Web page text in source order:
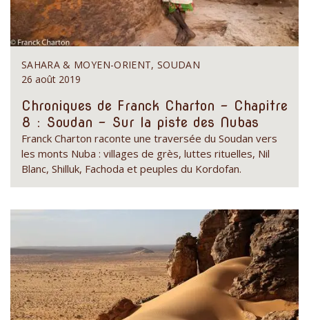
SAHARA & MOYEN-ORIENT, SOUDAN
26 août 2019
Chroniques de Franck Charton - Chapitre
8 : Soudan - Sur la piste des Nubas
Franck Charton raconte une traversée du Soudan vers
les monts Nuba : villages de grès, luttes rituelles, Nil
Blanc, Shilluk, Fachoda et peuples du Kordofan.